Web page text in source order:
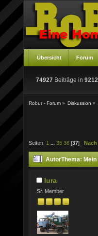
Übersicht Forum
74927 Beiträge in 9212
Robur - Forum » Diskussion »
Seiten: 1 ... 35 36 [37]
AutorThema:
lura
Sr. Member